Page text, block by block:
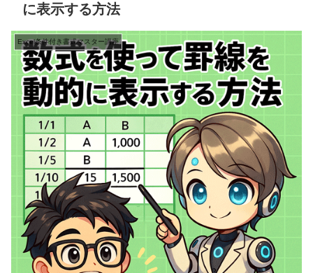
に表示する方法
Excel条件付き書式マスター講座